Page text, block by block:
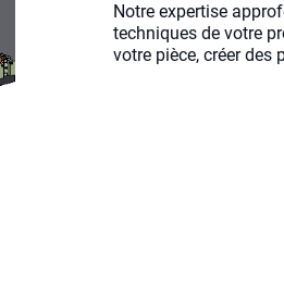
Notre expertise
techniques de votre
votre pièce, créer des